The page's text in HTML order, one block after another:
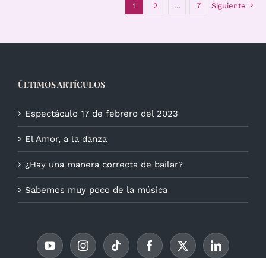
1 2 … 7 Siguiente
ÚLTIMOS ARTÍCULOS
Espectáculo 17 de febrero del 2023
El Amor, a la danza
¿Hay una manera correcta de bailar?
Sabemos muy poco de la música